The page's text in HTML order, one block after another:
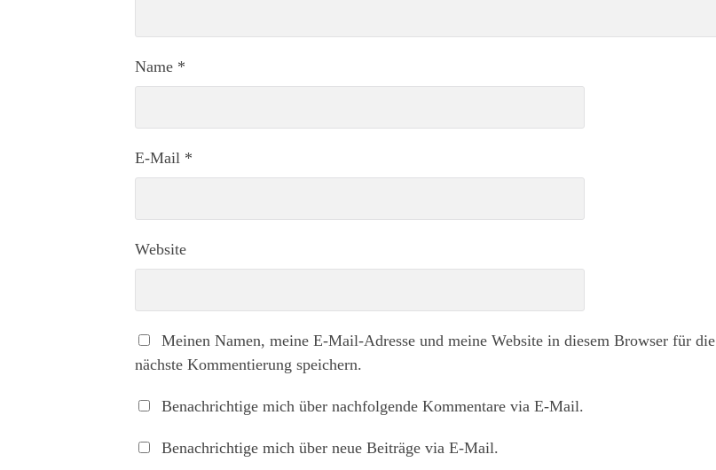
Name *
E-Mail *
Website
Meinen Namen, meine E-Mail-Adresse und meine Website in diesem Browser für die
nächste Kommentierung speichern.
Benachrichtige mich über nachfolgende Kommentare via E-Mail.
Benachrichtige mich über neue Beiträge via E-Mail.